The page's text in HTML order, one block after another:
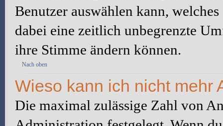
Benutzer auswählen kann,
dabei eine zeitlich unbegrenzte
ihre Stimme ändern können.
Nach oben
Wieso kann ich nicht mehr
Die maximal zulässige Zahl von